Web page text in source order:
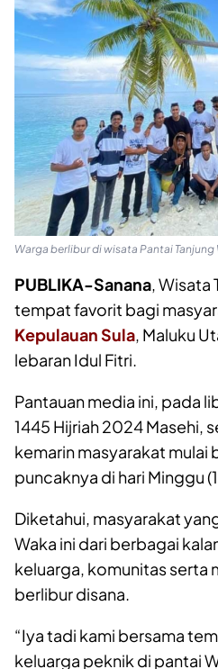
Warga berlibur di wisata Pantai
PUBLIKA-Sanana, Wisata
tempat favorit bagi
Kepulauan Sula, Maluku
lebaran Idul Fitri.
Pantauan media ini, pada
1445 Hijriah 2024 Masehi,
kemarin masyarakat mulai
puncaknya di hari Minggu
Diketahui, masyarakat
Waka ini dari berbagai
keluarga, komunitas serta
berlibur disana.
“Iya tadi kami bersama
keluarga peknik di pantai